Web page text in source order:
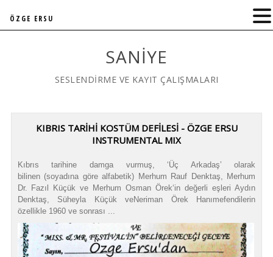
SANIYE
SESLENDİRME VE KAYIT ÇALIŞMALARI
KIBRIS TARİHİ KOSTÜM DEFİLESİ - ÖZGE ERSU
INSTRUMENTAL MIX
Kıbrıs tarihine damga vurmuş, ‘Üç Arkadaş’ olarak
bilinen (soyadına göre alfabetik) Merhum Rauf Denktaş, Merhum
Dr. Fazıl Küçük ve Merhum Osman Örek‘in değerli eşleri Aydın
Denktaş, Süheyla Küçük veNeriman Örek Hanımefendilerin
özellikle 1960 ve sonrası ...
ÖZGE ERSU